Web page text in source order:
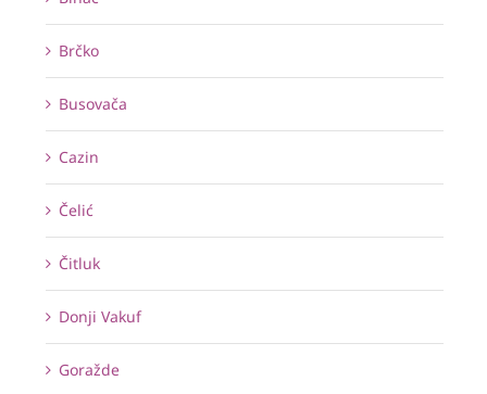
Brčko
Busovača
Cazin
Čelić
Čitluk
Donji Vakuf
Goražde